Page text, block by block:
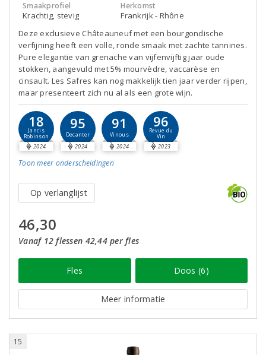
Smaakprofiel
Krachtig, stevig
Herkomst
Frankrijk - Rhône
Deze exclusieve Châteauneuf met een bourgondische
verfijning heeft een volle, ronde smaak met zachte tannines.
Pure elegantie van grenache van vijfenvijftig jaar oude
stokken, aangevuld met 5% mourvèdre, vaccarèse en
cinsault. Les Safres kan nog makkelijk tien jaar verder rijpen,
maar presenteert zich nu al als een grote wijn.
18
Jancis
Robinson
2024
95
Decanter
2024
91
Vinous
2024
96
Revue du
Vin
2023
Toon meer onderscheidingen
Op verlanglijst
46,30
Vanaf 12 flessen 42,44 per fles
Fles Doos (6)
Meer informatie
15